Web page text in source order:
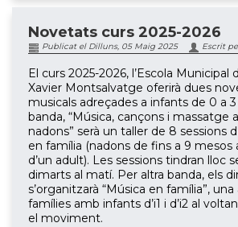
Novetats curs 2025-2026
Publicat el Dilluns, 05 Maig 2025 Escrit
El curs 2025-2026, l’Escola Municipal
Xavier Montsalvatge oferirà dues
musicals adreçades a infants de 0 a
banda, “Música, cançons i massatge
nadons” serà un taller de 8 sessions
en família (nadons de fins a 9 mesos
d’un adult). Les sessions tindran lloc
dimarts al matí. Per altra banda, els
s’organitzarà “Música en família”,
famílies amb infants d’i1 i d’i2 al
el moviment.